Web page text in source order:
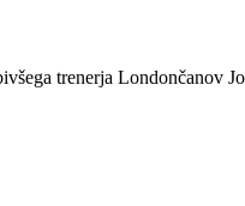
trenerja Londončanov